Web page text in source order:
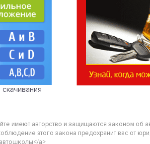
имеют авторство и защищаются законом об
этого закона предохранит вас от
a>